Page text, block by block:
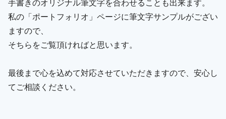
私の「ポートフォリオ」ページに筆文字サンプルがござい
ますので、
そちらをご覧頂ければと思います。
最後まで心を込めて対応させていただきますので、安心し
てご相談ください。